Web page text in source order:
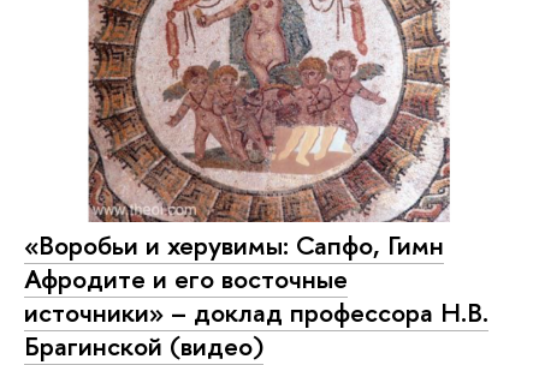
«Воробьи и херувимы: Сапфо, Гимн
Афродите и его восточные
источники» – доклад профессора Н.В.
Брагинской (видео)